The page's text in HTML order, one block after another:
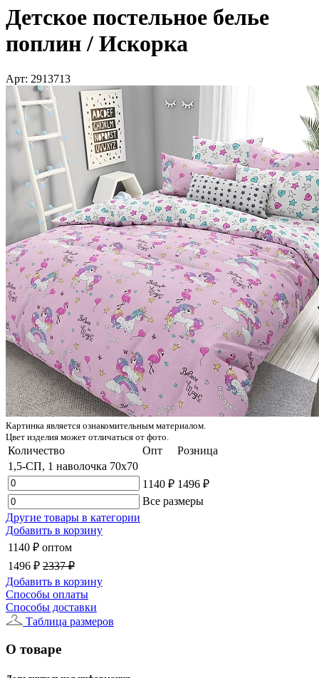
Детское постельное белье
поплин / Искорка
Арт: 2913713
Картинка является ознакомительным материалом.
Цвет изделия может отличаться от фото.
Количество Опт
Розница
1,5-СП, 1 наволочка 70x70
1140 ₽ 1496 ₽
Все размеры
Другие товары в категории
Добавить в корзину
1140 ₽ оптом
1496 ₽ 2337 ₽
Добавить в корзину
Способы оплаты
Способы доставки
Таблица размеров
О товаре